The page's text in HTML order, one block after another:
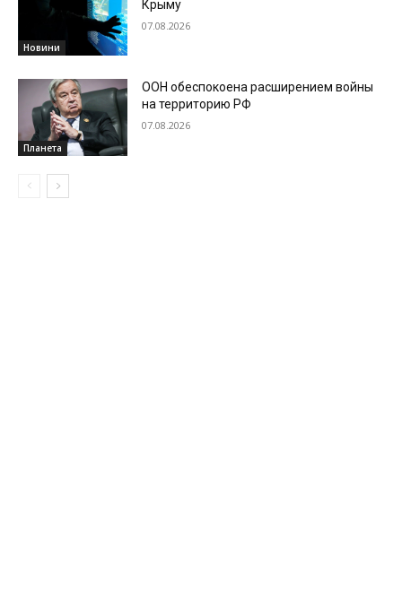
Новини
Крыму
07.08.2026
Планета
ООН обеспокоена расширением войны
на территорию РФ
07.08.2026